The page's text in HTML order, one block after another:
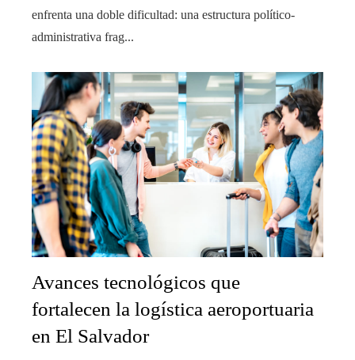
enfrenta una doble dificultad: una estructura político-
administrativa frag...
Avances tecnológicos que
fortalecen la logística aeroportuaria
en El Salvador